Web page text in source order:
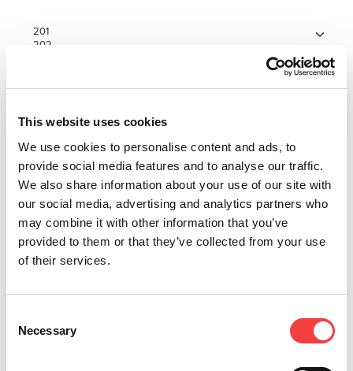
This website uses cookies
We use cookies to personalise content and ads, to
provide social media features and to analyse our traffic.
We also share information about your use of our site with
our social media, advertising and analytics partners who
may combine it with other information that you’ve
provided to them or that they’ve collected from your use
of their services.
Selection
Necessary
*Pflichtfelder